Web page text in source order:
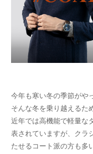
今年も寒い冬の季節がや
そんな冬を乗り越えるた
近年では高機能で軽量な
表されていますが、クラ
たせるコート派の方も多